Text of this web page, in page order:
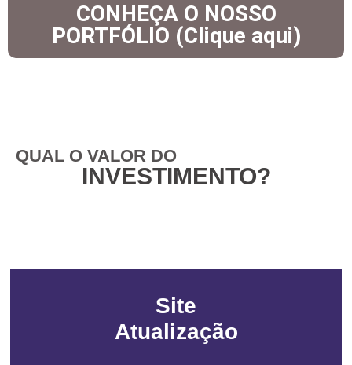
CONHEÇA O NOSSO
PORTFÓLIO (Clique aqui)
QUAL O VALOR DO
INVESTIMENTO?
Site
Atualização